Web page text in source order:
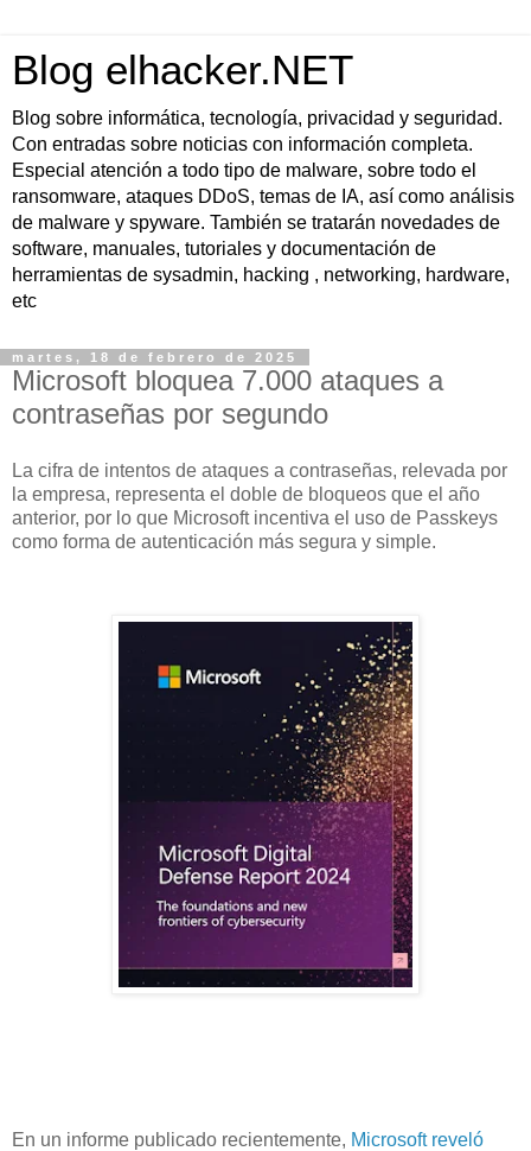
Blog elhacker.NET
Blog sobre informática, tecnología, privacidad y seguridad.
Con entradas sobre noticias con información completa.
Especial atención a todo tipo de malware, sobre todo el
ransomware, ataques DDoS, temas de IA, así como análisis
de malware y spyware. También se tratarán novedades de
software, manuales, tutoriales y documentación de
herramientas de sysadmin, hacking , networking, hardware,
etc
martes, 18 de febrero de 2025
Microsoft bloquea 7.000 ataques a
contraseñas por segundo
La cifra de intentos de ataques a contraseñas, relevada por
la empresa, representa el doble de bloqueos que el año
anterior, por lo que Microsoft incentiva el uso de Passkeys
como forma de autenticación más segura y simple.
En un informe publicado recientemente, Microsoft reveló